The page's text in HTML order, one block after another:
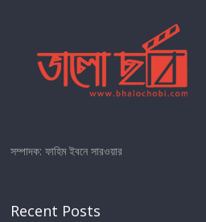
সম্পাদক: ফাহিম ইবনে সারওয়ার
Recent Posts